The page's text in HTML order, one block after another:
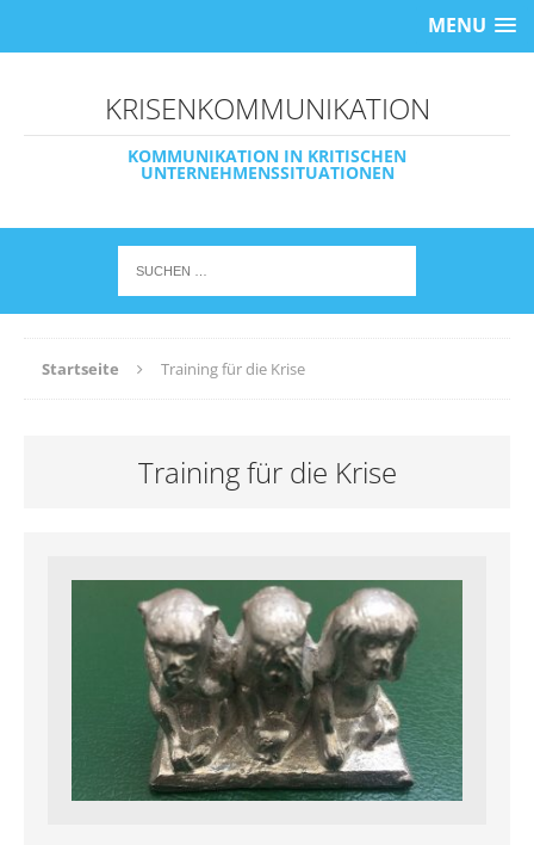
MENU
KRISENKOMMUNIKATION
KOMMUNIKATION IN KRITISCHEN
UNTERNEHMENSSITUATIONEN
Startseite Training für die Krise
Training für die Krise